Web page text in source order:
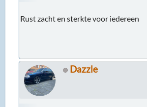
Rust zacht en sterkte voor iedereen
Dazzle